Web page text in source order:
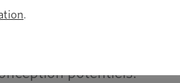
de performance et
est un processus
de la
potentiels.
.